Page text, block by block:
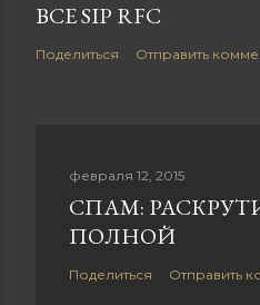
ВСЕ SIP RFC
Поделиться Отправить
февраля 12, 2015
СПАМ:
ПОЛНОЙ
Поделиться Отправить